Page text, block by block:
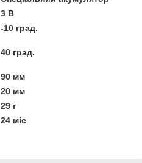
3 В
-10 град.
40 град.
90 мм
20 мм
29 г
24 міс